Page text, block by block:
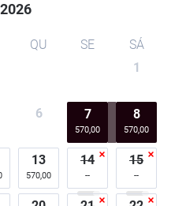
2026
QU SE
SÁ
1
6 7
570,00
8
570,00
13
570,00
14 15